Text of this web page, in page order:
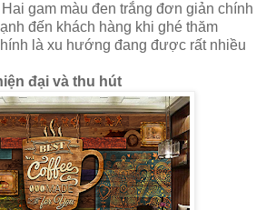
gam màu đen trắng đơn giản chính
đến khách hàng khi ghé thăm
là xu hướng đang được rất nhiều
đại và thu hút